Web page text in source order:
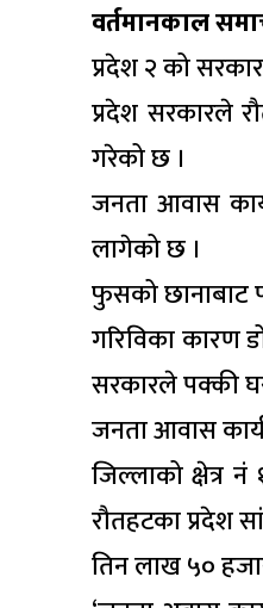
वर्तमानकाल
प्रदेश २ को
प्रदेश सरकारले
गरेको छ ।
जनता आवास
लागेको छ ।
फुसको छानाबाट
गरिविका कारण
सरकारले पक्की
जनता आवास
जिल्लाको क्षेत्र
रौतहटका प्रदेश
तिन लाख ५०